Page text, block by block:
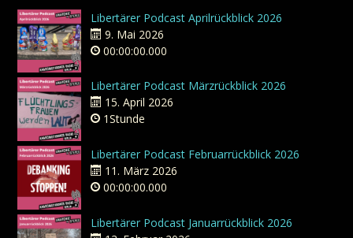
Libertärer Podcast Aprilrückblick 2026
9. Mai 2026
00:00:00.000
Libertärer Podcast Märzrückblick 2026
15. April 2026
1Stunde
Libertärer Podcast Februarrückblick 2026
11. März 2026
00:00:00.000
Libertärer Podcast Januarrückblick 2026